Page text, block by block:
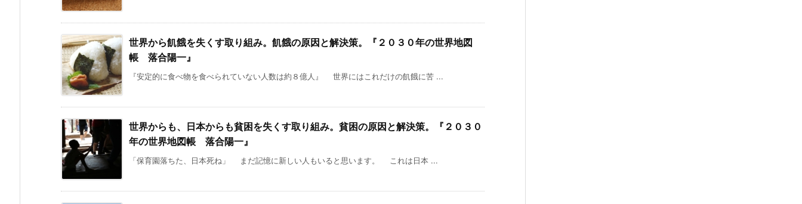
世界から飢餓を失くす取り組み。飢餓の原因と解決策。『２０３０年の世界地図
帳 落合陽一』
『安定的に食べ物を食べられていない人数は約８億人』 世界にはこれだけの飢餓に苦 ...
世界からも、日本からも貧困を失くす取り組み。貧困の原因と解決策。『２０３０
年の世界地図帳 落合陽一』
「保育園落ちた、日本死ね」 まだ記憶に新しい人もいると思います。 これは日本 ...